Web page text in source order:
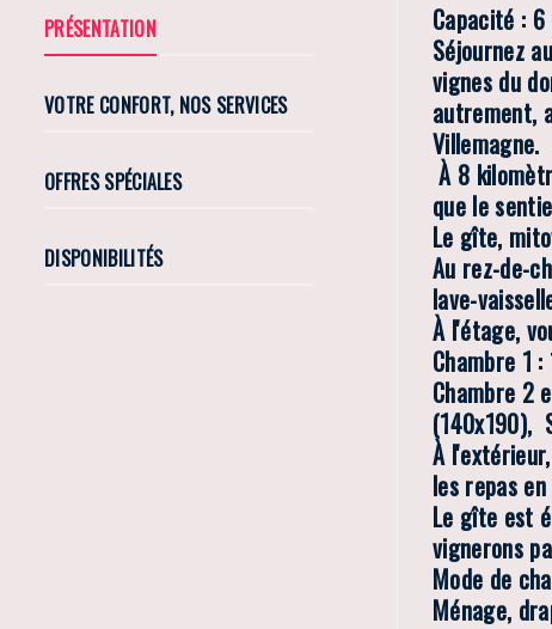
PRÉSENTATION
VOTRE CONFORT, NOS SERVICES
OFFRES SPÉCIALES
DISPONIBILITÉS
Capacité :
Séjournez
vignes du
autrement,
Villemagne.
À 8
que le
Le gîte,
Au rez-de-
lave-
À l'étage,
Chambre 1
Chambre 2
(140x190),
À
les repas
Le gîte est
vignerons
Mode de
Ménage,